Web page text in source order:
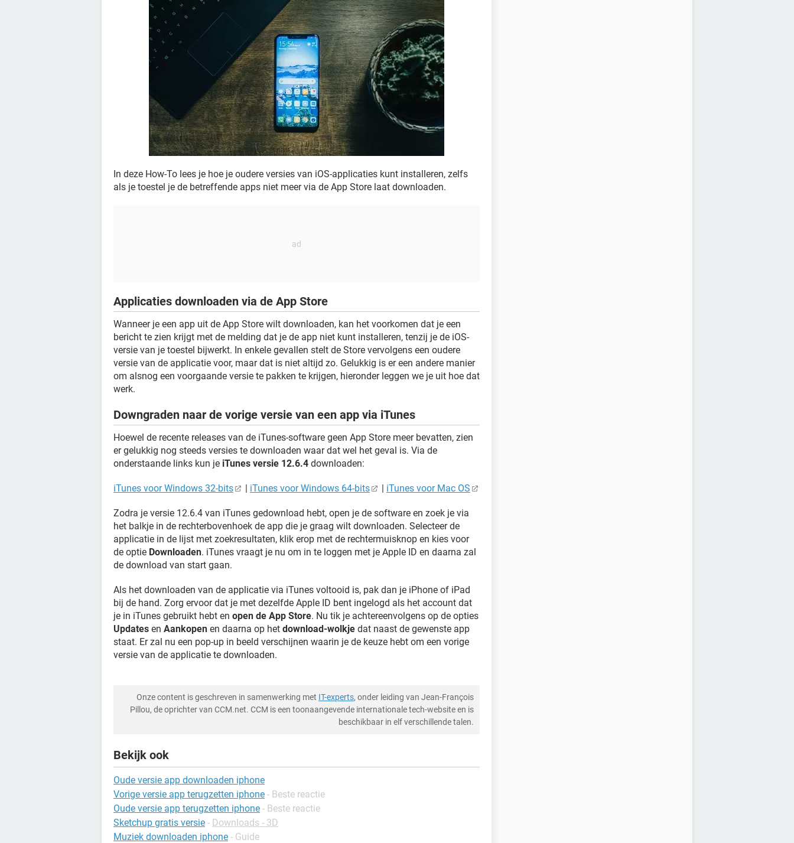
In deze How-To lees je hoe je oudere versies van iOS-applicaties kunt installeren, zelfs
als je toestel je de betreffende apps niet meer via de App Store laat downloaden.
Applicaties downloaden via de App Store
Wanneer je een app uit de App Store wilt downloaden, kan het voorkomen dat je een
bericht te zien krijgt met de melding dat je de app niet kunt installeren, tenzij je de iOS-
versie van je toestel bijwerkt. In enkele gevallen stelt de Store vervolgens een oudere
versie van de applicatie voor, maar dat is niet altijd zo. Gelukkig is er een andere manier
om alsnog een voorgaande versie te pakken te krijgen, hieronder leggen we je uit hoe dat
werk.
Downgraden naar de vorige versie van een app via iTunes
Hoewel de recente releases van de iTunes-software geen App Store meer bevatten, zien
er gelukkig nog steeds versies te downloaden waar dat wel het geval is. Via de
onderstaande links kun je iTunes versie 12.6.4 downloaden:
iTunes voor Windows 32-bits | iTunes voor Windows 64-bits | iTunes voor Mac OS
Zodra je versie 12.6.4 van iTunes gedownload hebt, open je de software en zoek je via
het balkje in de rechterbovenhoek de app die je graag wilt downloaden. Selecteer de
applicatie in de lijst met zoekresultaten, klik erop met de rechtermuisknop en kies voor
de optie Downloaden. iTunes vraagt je nu om in te loggen met je Apple ID en daarna zal
de download van start gaan.
Als het downloaden van de applicatie via iTunes voltooid is, pak dan je iPhone of iPad
bij de hand. Zorg ervoor dat je met dezelfde Apple ID bent ingelogd als het account dat
je in iTunes gebruikt hebt en open de App Store. Nu tik je achtereenvolgens op de opties
Updates en Aankopen en daarna op het download-wolkje dat naast de gewenste app
staat. Er zal nu een pop-up in beeld verschijnen waarin je de keuze hebt om een vorige
versie van de applicatie te downloaden.
Onze content is geschreven in samenwerking met IT-experts, onder leiding van Jean-François
Pillou, de oprichter van CCM.net. CCM is een toonaangevende internationale tech-website en is
beschikbaar in elf verschillende talen.
Bekijk ook
Oude versie app downloaden iphone
Vorige versie app terugzetten iphone - Beste reactie
Oude versie app terugzetten iphone - Beste reactie
Sketchup gratis versie - Downloads - 3D
Muziek downloaden iphone - Guide